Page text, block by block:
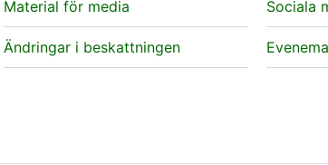
Material för media
Ändringar i beskattningen
Sociala